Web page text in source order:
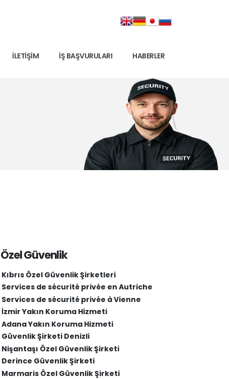
İLETIŞIM İŞ BAŞVURULARI HABERLER
Özel Güvenlik
Kıbrıs Özel Güvenlik Şirketleri
Services de sécurité privée en Autriche
Services de sécurité privée à Vienne
İzmir Yakın Koruma Hizmeti
Adana Yakın Koruma Hizmeti
Güvenlik Şirketi Denizli
Nişantaşı Özel Güvenlik Şirketi
Derince Güvenlik Şirketi
Marmaris Özel Güvenlik Şirketi